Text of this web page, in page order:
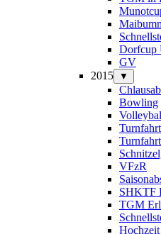
Dorfcup
GV
2015
▼
Bowling
VFzR
SHKTF
TGM